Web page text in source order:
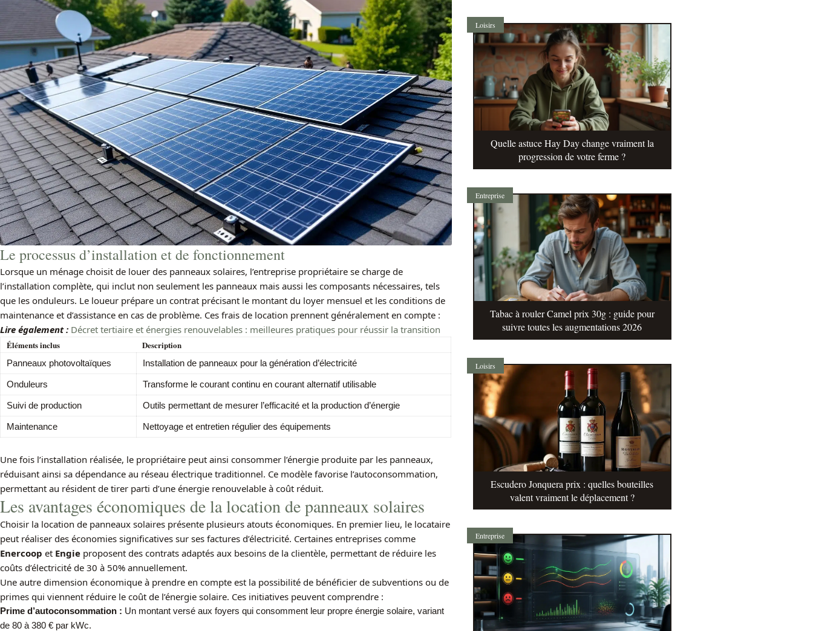
Le processus d’installation et de fonctionnement
Lorsque un ménage choisit de louer des panneaux solaires, l’entreprise propriétaire se charge de
l’installation complète, qui inclut non seulement les panneaux mais aussi les composants nécessaires, tels
que les onduleurs. Le loueur prépare un contrat précisant le montant du loyer mensuel et les conditions de
maintenance et d’assistance en cas de problème. Ces frais de location prennent généralement en compte :
Lire également : Décret tertiaire et énergies renouvelables : meilleures pratiques pour réussir la transition
Éléments inclus Description
Panneaux photovoltaïques Installation de panneaux pour la génération d’électricité
Onduleurs Transforme le courant continu en courant alternatif utilisable
Suivi de production Outils permettant de mesurer l’efficacité et la production d’énergie
Maintenance Nettoyage et entretien régulier des équipements
Une fois l’installation réalisée, le propriétaire peut ainsi consommer l’énergie produite par les panneaux,
réduisant ainsi sa dépendance au réseau électrique traditionnel. Ce modèle favorise l’autoconsommation,
permettant au résident de tirer parti d’une énergie renouvelable à coût réduit.
Les avantages économiques de la location de panneaux solaires
Choisir la location de panneaux solaires présente plusieurs atouts économiques. En premier lieu, le locataire
peut réaliser des économies significatives sur ses factures d’électricité. Certaines entreprises comme
Enercoop et Engie proposent des contrats adaptés aux besoins de la clientèle, permettant de réduire les
coûts d’électricité de 30 à 50% annuellement.
Une autre dimension économique à prendre en compte est la possibilité de bénéficier de subventions ou de
primes qui viennent réduire le coût de l’énergie solaire. Ces initiatives peuvent comprendre :
Prime d’autoconsommation : Un montant versé aux foyers qui consomment leur propre énergie solaire, variant
de 80 à 380 € par kWc.
Loisirs
Quelle astuce Hay Day change vraiment la
progression de votre ferme ?
Entreprise
Tabac à rouler Camel prix 30g : guide pour
suivre toutes les augmentations 2026
Loisirs
Escudero Jonquera prix : quelles bouteilles
valent vraiment le déplacement ?
Entreprise